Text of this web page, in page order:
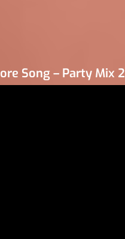
Song – Party Mix 2